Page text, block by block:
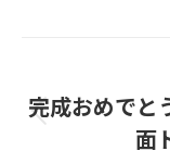
完成おめでと
面